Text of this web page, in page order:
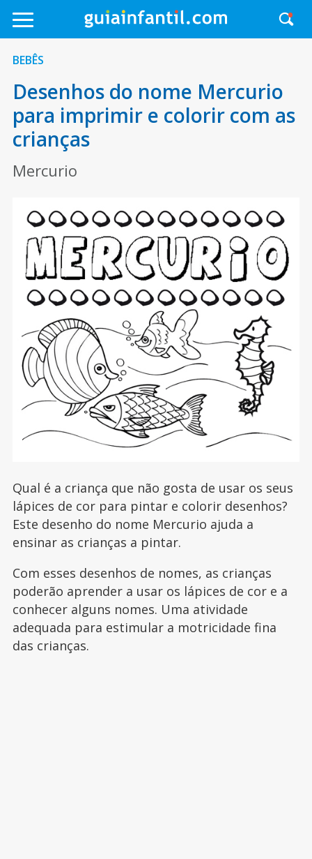
BEBÊS
Desenhos do nome Mercurio
para imprimir e colorir com as
crianças
Mercurio
Qual é a criança que não gosta de usar os seus
lápices de cor para pintar e colorir desenhos?
Este desenho do nome Mercurio ajuda a
ensinar as crianças a pintar.
Com esses desenhos de nomes, as crianças
poderão aprender a usar os lápices de cor e a
conhecer alguns nomes. Uma atividade
adequada para estimular a motricidade fina
das crianças.